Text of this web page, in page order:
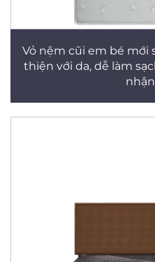
Vỏ nệm cũi em bé mới
thiện với da, dễ làm